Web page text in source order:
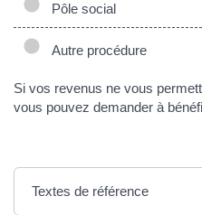
Pôle social
Autre procédure
Si vos revenus ne vous
vous pouvez demander à
Textes de référence